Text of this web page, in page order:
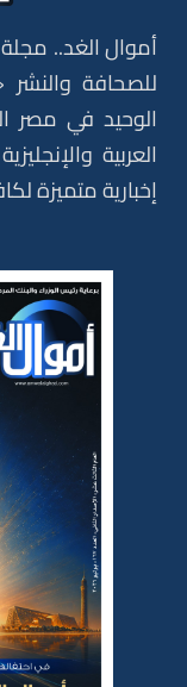
أموال الغد..
للصحافة
الوحيد في مصر
العربية
إخبارية متميزة